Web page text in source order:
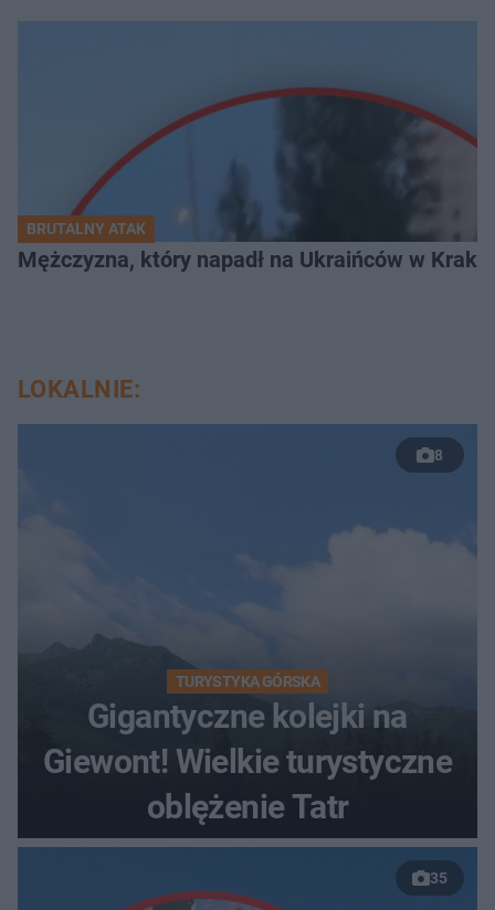
BRUTALNY ATAK
Mężczyzna, który napadł na Ukraińców w
LOKALNIE:
8
TURYSTYKA GÓRSKA
Gigantyczne kolejki na
Giewont! Wielkie turystyczne
oblężenie Tatr
35